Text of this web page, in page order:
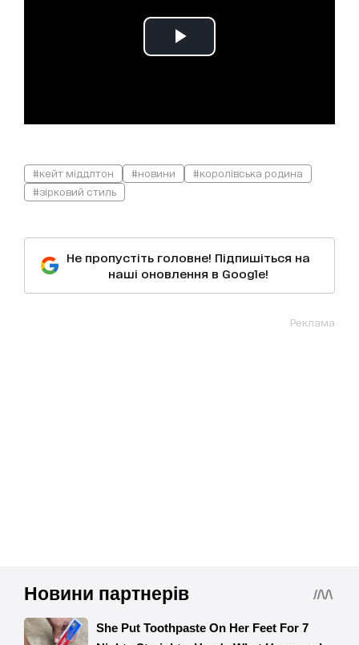
#кейт міддлтон #новини
#королівська родина
#зірковий стиль
Не пропустіть головне! Підпишіться на
наші оновлення в Google!
Реклама